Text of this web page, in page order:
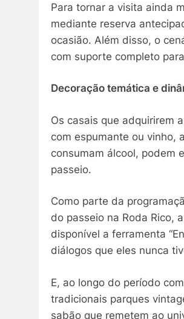
Para tornar a visita ainda
mediante reserva
ocasião. Além disso, o
com suporte completo
Decoração temática e
Os casais que adquirirem
com espumante ou vinho,
consumam álcool, podem
passeio.
Como parte da
do passeio na Roda Rico,
disponível a ferramenta
diálogos que eles nunca
E, ao longo do período
tradicionais parques
sabão que remetem ao